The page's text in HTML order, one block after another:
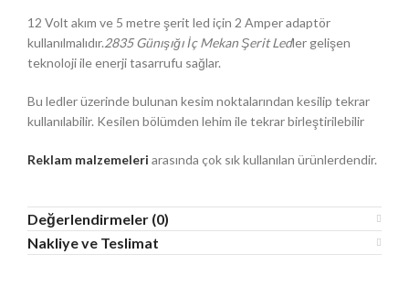
12 Volt akım ve 5 metre şerit led için 2 Amper adaptör
kullanılmalıdır.2835 Günışığı İç Mekan Şerit Ledler gelişen
teknoloji ile enerji tasarrufu sağlar.
Bu ledler üzerinde bulunan kesim noktalarından kesilip tekrar
kullanılabilir. Kesilen bölümden lehim ile tekrar birleştirilebilir
Reklam malzemeleri arasında çok sık kullanılan ürünlerdendir.
Değerlendirmeler (0)
Nakliye ve Teslimat